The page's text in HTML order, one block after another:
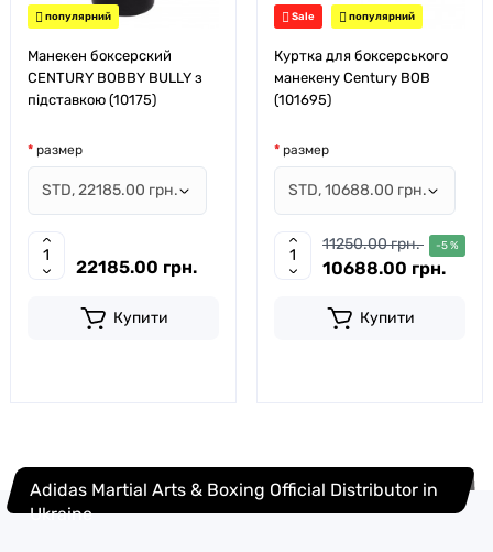
популярний
Манекен боксерский
CENTURY BOBBY BULLY з
підставкою (10175)
размер
22185.00 грн.
Купити
Sale популярний
Куртка для боксерського
манекену Century BOB
(101695)
размер
11250.00 грн. -5 %
10688.00 грн.
Купити
Adidas Martial Arts & Boxing Official Distributor in
Ukraine